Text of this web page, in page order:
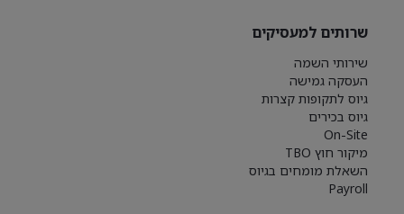
שרותים למעסיקים
שירותי השמה
העסקה גמישה
גיוס לתקופות קצרות
גיוס בכירים
On-Site
מיקור חוץ TBO
השאלת מומחים בגיוס
Payroll